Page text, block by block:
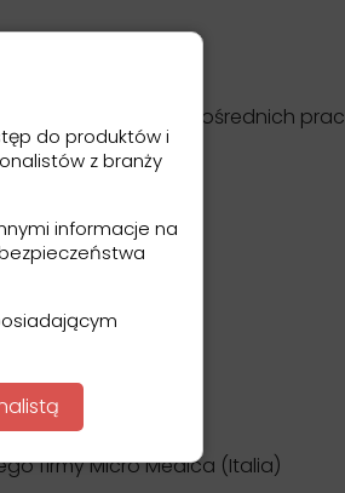
wszystkich pośrednich prac
firmy Bisco.
firmy Micro Medica (Italia)
do produktów i
z branży
informacje na